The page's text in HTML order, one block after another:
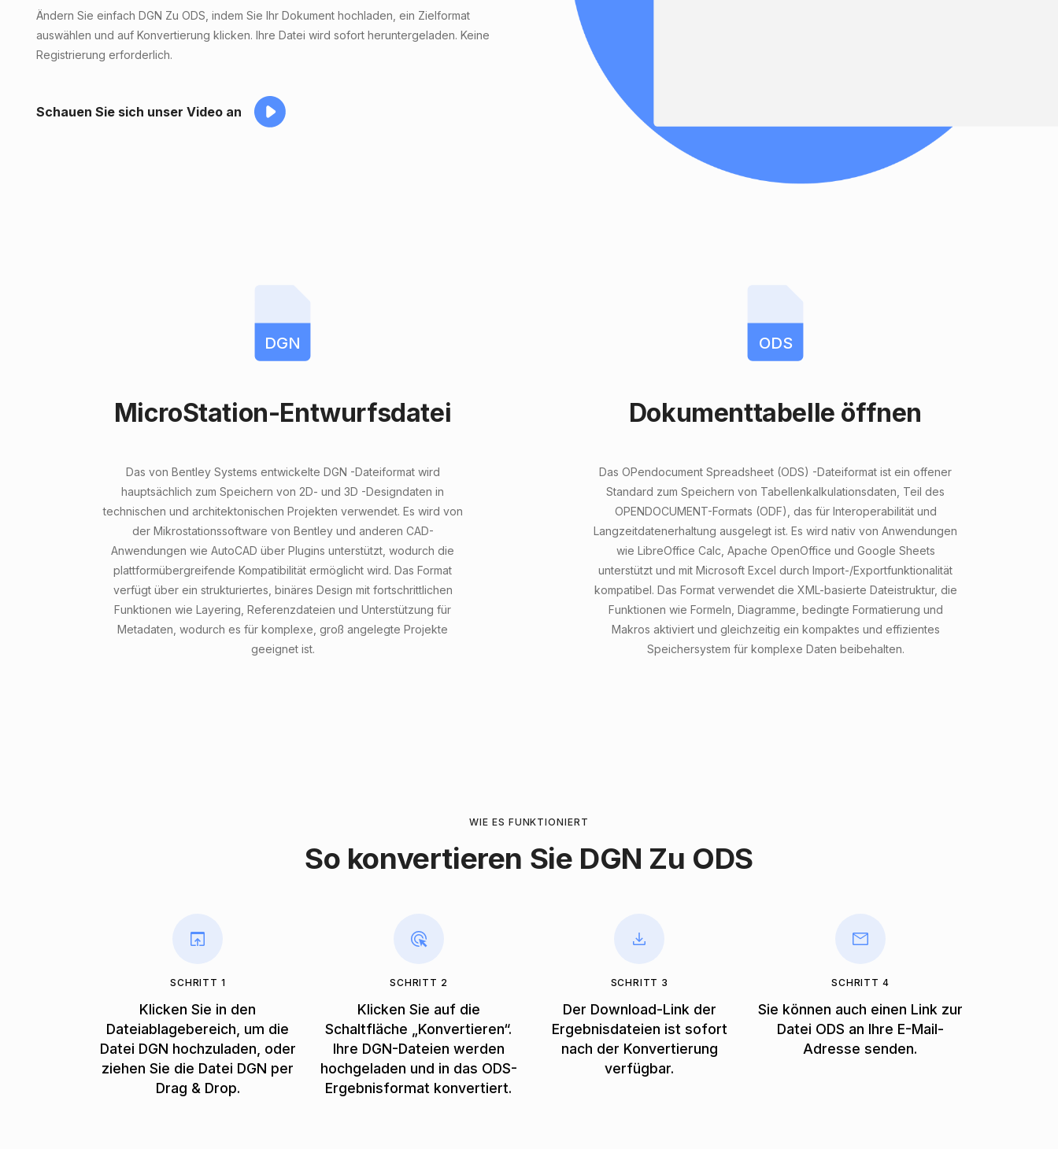
Ändern Sie einfach DGN Zu ODS, indem Sie Ihr Dokument hochladen, ein Zielformat
auswählen und auf Konvertierung klicken. Ihre Datei wird sofort heruntergeladen. Keine
Registrierung erforderlich.
Schauen Sie sich unser Video an
DGN
MicroStation-Entwurfsdatei
Das von Bentley Systems entwickelte DGN -Dateiformat wird
hauptsächlich zum Speichern von 2D- und 3D -Designdaten in
technischen und architektonischen Projekten verwendet. Es wird von
der Mikrostationssoftware von Bentley und anderen CAD-
Anwendungen wie AutoCAD über Plugins unterstützt, wodurch die
plattformübergreifende Kompatibilität ermöglicht wird. Das Format
verfügt über ein strukturiertes, binäres Design mit fortschrittlichen
Funktionen wie Layering, Referenzdateien und Unterstützung für
Metadaten, wodurch es für komplexe, groß angelegte Projekte
geeignet ist.
ODS
Dokumenttabelle öffnen
Das OPendocument Spreadsheet (ODS) -Dateiformat ist ein offener
Standard zum Speichern von Tabellenkalkulationsdaten, Teil des
OPENDOCUMENT-Formats (ODF), das für Interoperabilität und
Langzeitdatenerhaltung ausgelegt ist. Es wird nativ von Anwendungen
wie LibreOffice Calc, Apache OpenOffice und Google Sheets
unterstützt und mit Microsoft Excel durch Import-/Exportfunktionalität
kompatibel. Das Format verwendet die XML-basierte Dateistruktur, die
Funktionen wie Formeln, Diagramme, bedingte Formatierung und
Makros aktiviert und gleichzeitig ein kompaktes und effizientes
Speichersystem für komplexe Daten beibehalten.
WIE ES FUNKTIONIERT
So konvertieren Sie DGN Zu ODS
SCHRITT 1
Klicken Sie in den
Dateiablagebereich, um die
Datei DGN hochzuladen, oder
ziehen Sie die Datei DGN per
Drag & Drop.
SCHRITT 2
Klicken Sie auf die
Schaltfläche „Konvertieren“.
Ihre DGN-Dateien werden
hochgeladen und in das ODS-
Ergebnisformat konvertiert.
SCHRITT 3
Der Download-Link der
Ergebnisdateien ist sofort
nach der Konvertierung
verfügbar.
SCHRITT 4
Sie können auch einen Link zur
Datei ODS an Ihre E-Mail-
Adresse senden.